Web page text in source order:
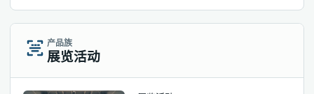
产品族
展览活动